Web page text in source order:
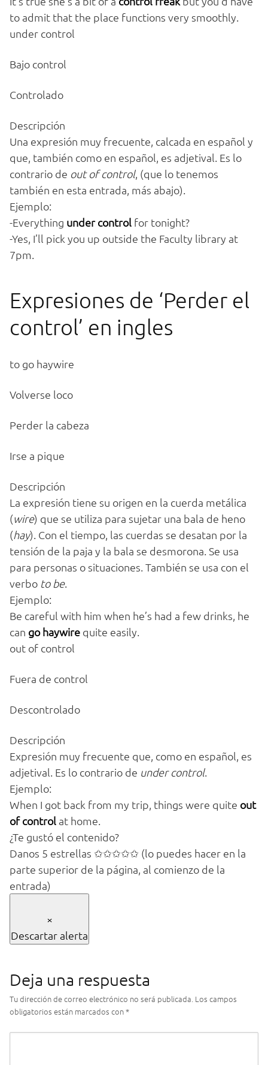
to admit that the place functions very smoothly.
under control
Bajo control
Controlado
Descripción
Una expresión muy frecuente, calcada en español y
que, también como en español, es adjetival. Es lo
contrario de out of control, (que lo tenemos
también en esta entrada, más abajo).
Ejemplo:
-Everything under control for tonight?
-Yes, I’ll pick you up outside the Faculty library at
7pm.
Expresiones de ‘Perder el
control’ en ingles
to go haywire
Volverse loco
Perder la cabeza
Irse a pique
Descripción
La expresión tiene su origen en la cuerda metálica
(wire) que se utiliza para sujetar una bala de heno
(hay). Con el tiempo, las cuerdas se desatan por la
tensión de la paja y la bala se desmorona. Se usa
para personas o situaciones. También se usa con el
verbo to be.
Ejemplo:
Be careful with him when he’s had a few drinks, he
can go haywire quite easily.
out of control
Fuera de control
Descontrolado
Descripción
Expresión muy frecuente que, como en español, es
adjetival. Es lo contrario de under control.
Ejemplo:
When I got back from my trip, things were quite out
of control at home.
¿Te gustó el contenido?
Danos 5 estrellas ✩✩✩✩✩ (lo puedes hacer en la
parte superior de la página, al comienzo de la
entrada)
×
Descartar alerta
Deja una respuesta
Tu dirección de correo electrónico no será publicada. Los campos
obligatorios están marcados con*